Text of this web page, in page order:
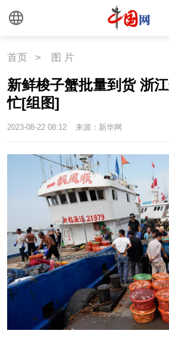
首页 > 图 片
新鲜梭子蟹批量到货 浙
忙[组图]
2023-08-22 08:12 来源：新华网